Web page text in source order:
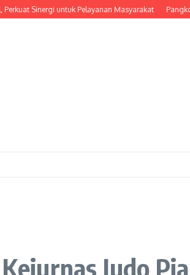
untuk Pelayanan Masyarakat Pangkostrad
Judo